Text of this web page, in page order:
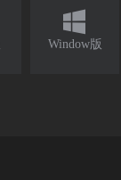

Window版